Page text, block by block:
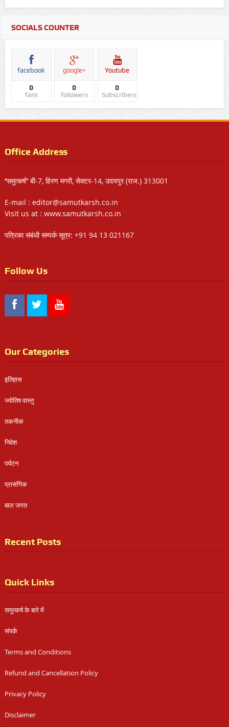
SOCIALS COUNTER
facebook
0
fans
google+
0
followers
Youtube
0
Subscribers
Office Address
‘‘समुत्कर्ष’’ बी-7, हिरण मगरी, सेक्टर-14, उदयपुर (राज.) 313001
E-mail : editor@samutkarsh.co.in
Visit us at : www.samutkarsh.co.in
पत्रिका संबंधी सम्पर्क सूत्र: +91 94 13 021167
Follow Us
Our Categories
इतिहास
ज्योतिष वास्तु
तकनीक
निवेश
पर्यटन
प्रासंगिक
बाल जगत
Recent Posts
Quick Links
समुत्कर्ष के बारे में
संपर्क
Terms and Conditions
Refund and Cancellation Policy
Privacy Policy
Disclaimer